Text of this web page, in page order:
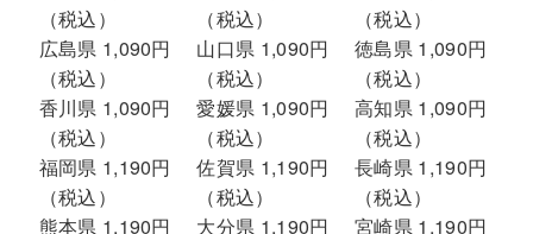
（税込）
（税込）
（税込）
広島県 1,090円
（税込）
山口県 1,090円
（税込）
徳島県 1,090円
（税込）
香川県 1,090円
（税込）
愛媛県 1,090円
（税込）
高知県 1,090円
（税込）
福岡県 1,190円
（税込）
佐賀県 1,190円
（税込）
長崎県 1,190円
（税込）
熊本県 1,190円
大分県 1,190円
宮崎県 1,190円